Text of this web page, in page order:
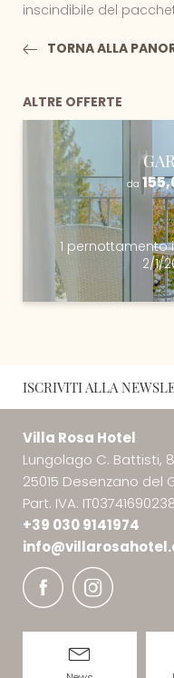
inscindibile del
TORNA ALLA
ALTRE OFFERTE
da
1 pernottamento
2/1/
ISCRIVITI ALLA
Villa Rosa Hotel
Lungolago C. Battisti,
25015 Desenzano del
Part. IVA:
+39 030 9141974
info@villarosahotel.